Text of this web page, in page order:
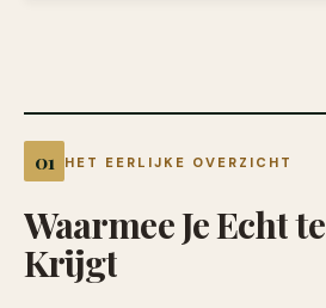
HET EERLIJKE OVERZICHT
WaarmeeJeEchtte
Krijgt